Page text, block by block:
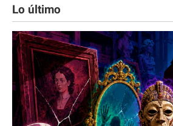
Lo último